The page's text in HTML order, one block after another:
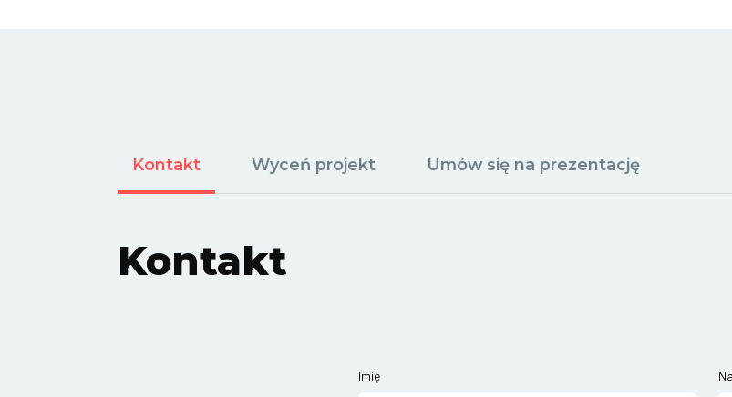
Kontakt Wyceń projekt Umów się na prezentację
Kontakt
Imię